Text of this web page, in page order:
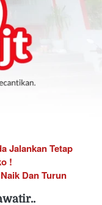
Jalankan Tetap
!
Dan Turun